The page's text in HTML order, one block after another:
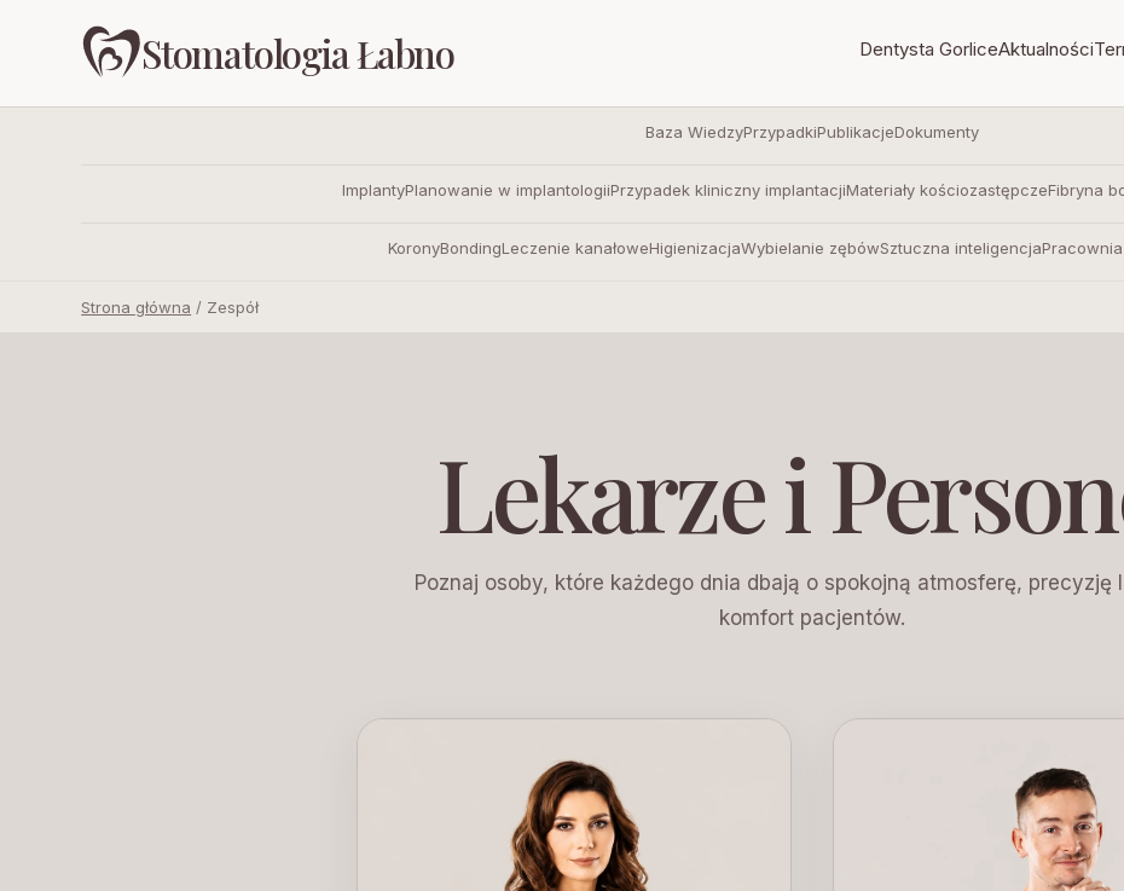
Stomatologia Łabno Dentysta GorliceAktualności
Baza WiedzyPrzypadkiPublikacjeDokumenty
ImplantyPlanowanie w implantologiiPrzypadek kliniczny implantacjiMateriały kościozastępczeFibryna
KoronyBondingLeczenie kanałoweHigienizacjaWybielanie zębówSztuczna inteligencja
Strona główna / Zespół
Lekarze i
Poznaj osoby, które każdego dnia dbają o spokojną atmosferę, precyzję
komfort pacjentów.